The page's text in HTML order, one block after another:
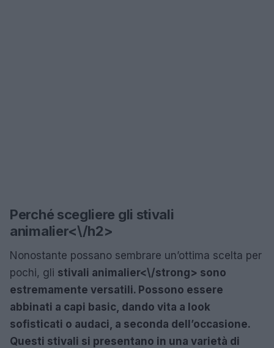
Perché scegliere gli stivali
animalier<\/h2>
Nonostante possano sembrare un’ottima scelta per
pochi, gli stivali animalier<\/strong> sono
estremamente versatili. Possono essere
abbinati a capi basic, dando vita a look
sofisticati o audaci, a seconda dell’occasione.
Questi stivali si presentano in una varietà di